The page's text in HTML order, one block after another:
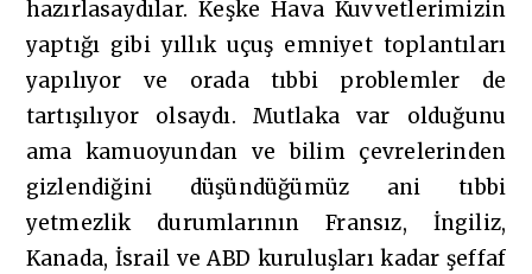
hazırlasaydılar. Keşke Hava Kuvvetlerimizin
yaptığı gibi yıllık uçuş emniyet toplantıları
yapılıyor ve orada tıbbi problemler de
tartışılıyor olsaydı. Mutlaka var olduğunu
ama kamuoyundan ve bilim çevrelerinden
gizlendiğini düşündüğümüz ani tıbbi
yetmezlik durumlarının Fransız, İngiliz,
Kanada, İsrail ve ABD kuruluşları kadar şeffaf